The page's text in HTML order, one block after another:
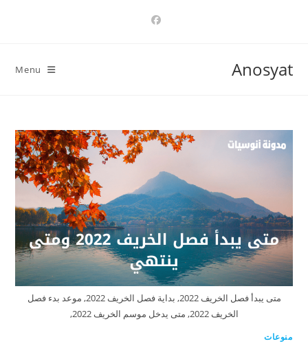
Anosyat
Menu
متى يبدأ فصل الخريف 2022, بداية فصل الخريف 2022, موعد بدء فصل
الخريف 2022, متى يدخل موسم الخريف 2022,
منوعات